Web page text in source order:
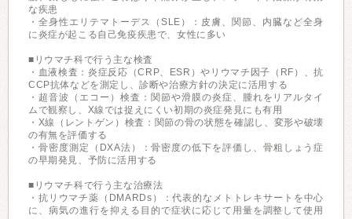
な疾患
・全身性エリテマトーデス（SLE）：皮膚、関節、内臓など全身
に炎症が起こる自己免疫疾患で、女性に多い
■リウマチ科で行う主な検査
・血液検査：炎症反応（CRP、ESR）やリウマチ因子（RF）、抗
CCP抗体などを測定し、診断や治療方針の決定に活用する
・超音波（エコー）検査：関節や滑膜の炎症、腫れをリアルタイ
ムで観察し、X線では捉えにくい初期の炎症発見にも有用
・X線（レントゲン）検査：関節の骨の状態を確認し、変形や破壊
の有無を評価する
・骨密度測定（DXA法）：骨密度の低下を評価し、骨粗しょう症
の早期発見、予防に活用する
■リウマチ科で行う主な治療法
・抗リウマチ薬（DMARDs）：代表的なメトトレキサートを中心
に、病気の進行を抑える目的で症状に応じて用量を調整して使用